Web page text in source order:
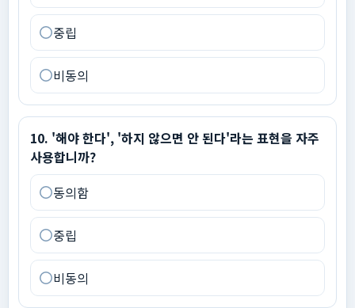
중립
비동의
10. '해야 한다', '하지 않으면 안 된다'라는 표현을 자주 사용
10. '해야 한다', '하지 않으면 안 된다'라는 표현을 자주
사용합니까?
동의함
중립
비동의